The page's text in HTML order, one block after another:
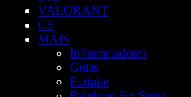
VALORANT
CS
MAIS
Influenciadores
Guias
Fortnite